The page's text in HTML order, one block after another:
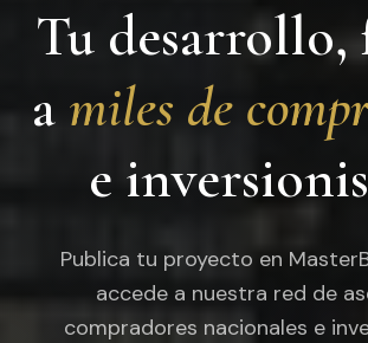
Tu desarrollo,
a miles de
e
Publica tu proyecto en
accede a nuestra red de
compradores nacionales e